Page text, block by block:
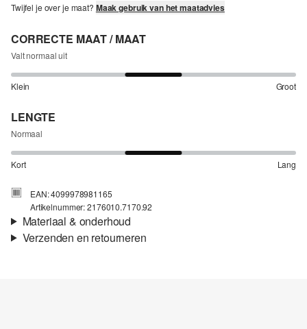
Twijfel je over je maat? Maak gebruik van het maatadvies
CORRECTE MAAT / MAAT
Valt normaal uit
Klein Groot
LENGTE
Normaal
Kort Lang
EAN: 4099978981165
Artikelnummer: 2176010.7170.92
Materiaal & onderhoud
Verzenden en retourneren